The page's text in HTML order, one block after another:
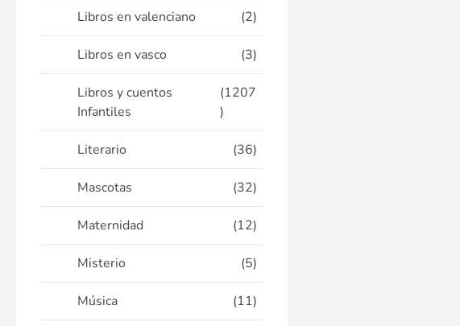
Libros en valenciano (2)
Libros en vasco (3)
Libros y cuentos
Infantiles
(1207
)
Literario (36)
Mascotas (32)
Maternidad (12)
Misterio (5)
Música (11)